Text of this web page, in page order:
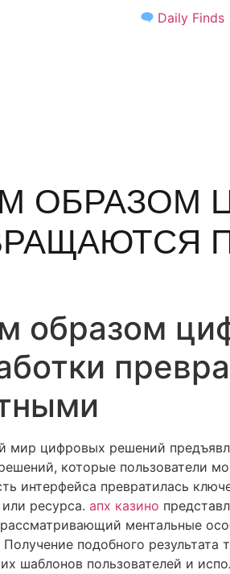
Daily Finds
ОБРАЗОМ
образом
мир цифровых решений
которые пользователи
интерфейса превратилась
ресурса. апх казино
ментальные
подобного результата
шаблонов пользователей и